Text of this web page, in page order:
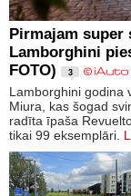
Pirmajam super
Lamborghini
FOTO)
3
Lamborghini godina
Miura, kas šogad
radīta īpaša
tikai 99 eksemplāri.